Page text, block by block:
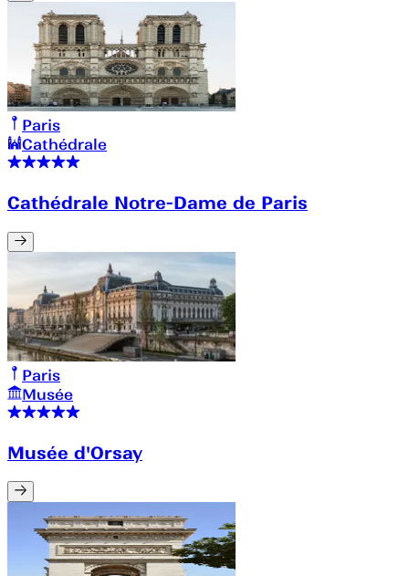
Paris
Cathédrale
Cathédrale Notre-Dame de Paris
Paris
Musée
Musée d'Orsay